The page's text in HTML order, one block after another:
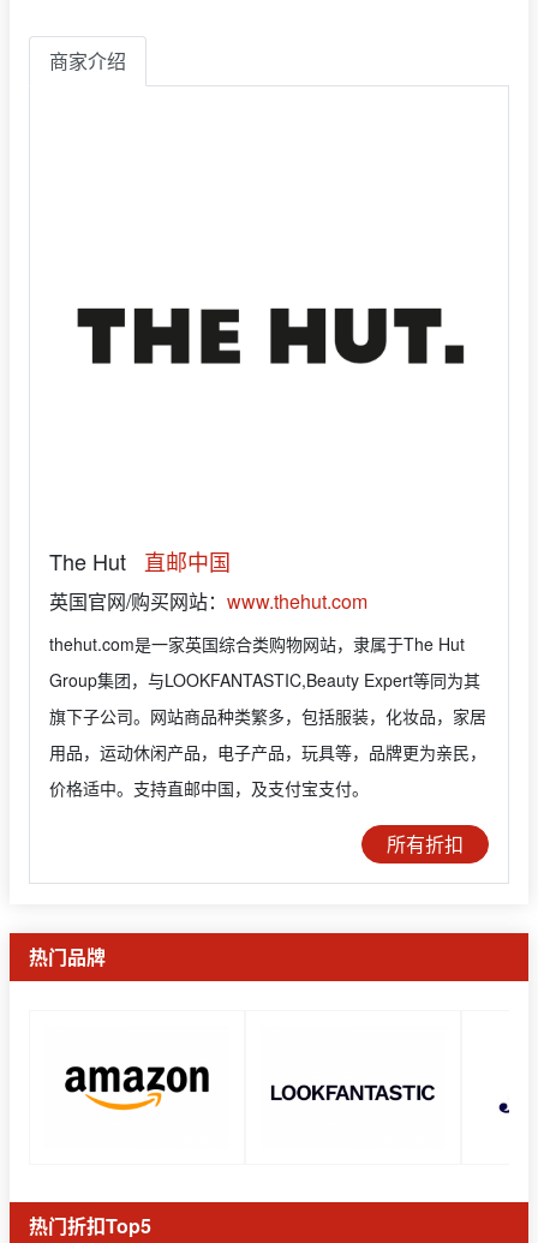
商家介绍
The Hut 直邮中国
英国官网/购买网站： www.thehut.com
thehut.com是一家英国综合类购物网站，隶属于The Hut
Group集团，与LOOKFANTASTIC,Beauty Expert等同为其
旗下子公司。网站商品种类繁多，包括服装，化妆品，家居
用品，运动休闲产品，电子产品，玩具等，品牌更为亲民，
价格适中。支持直邮中国，及支付宝支付。
所有折扣
热门品牌
热门折扣Top5